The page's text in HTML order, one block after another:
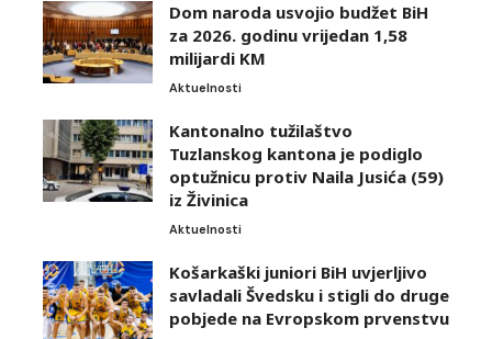
Dom naroda usvojio budžet BiH
za 2026. godinu vrijedan 1,58
milijardi KM
Aktuelnosti
Kantonalno tužilaštvo
Tuzlanskog kantona je podiglo
optužnicu protiv Naila Jusića (59)
iz Živinica
Aktuelnosti
Košarkaški juniori BiH uvjerljivo
savladali Švedsku i stigli do druge
pobjede na Evropskom prvenstvu